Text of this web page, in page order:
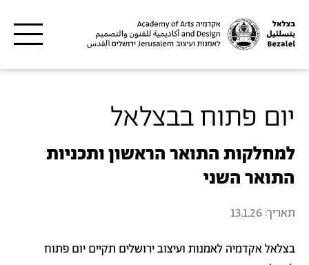
יום פתוח בבצלאל
למחלקות התואר הראשון ותכניות
התואר השני
תאריך: 13.1.26
בצלאל אקדמיה לאמנות ועיצוב ירושלים תקיים יום פתוח